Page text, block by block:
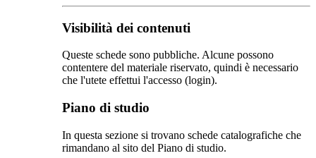
Visibilità dei contenuti
Queste schede sono pubbliche. Alcune possono
contentere del materiale riservato, quindi è necessario
che l'utete effettui l'accesso (login).
Piano di studio
In questa sezione si trovano schede catalografiche che
rimandano al sito del Piano di studio.